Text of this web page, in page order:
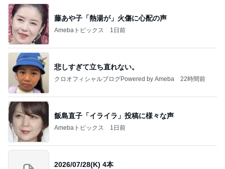
藤あや子「熱湯が」火傷に心配の声
Amebaトピックス 1日前
悲しすぎて立ち直れない。
クロオフィシャルブログPowered by Ameba 22時間前
飯島直子「イライラ」投稿に様々な声
Amebaトピックス 1日前
2026/07/28(K) 4本